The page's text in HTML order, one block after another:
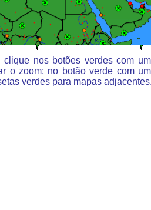
nos botões verdes com
o zoom; no botão verde com
verdes para mapas